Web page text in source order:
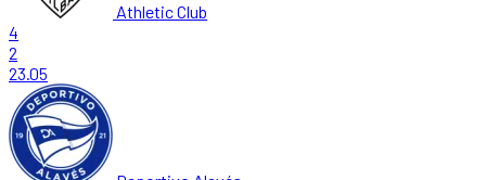
Athletic Club
4
2
23.05